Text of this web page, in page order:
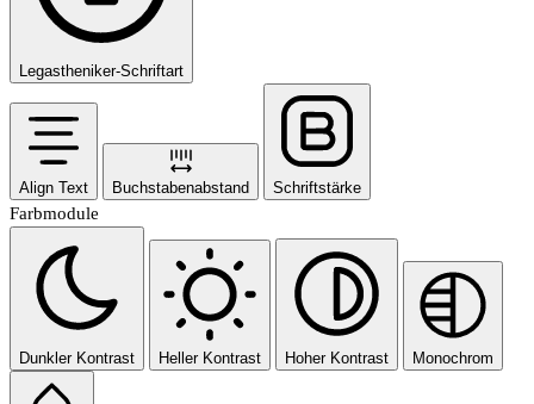
Legastheniker-Schriftart
Align Text Buchstabenabstand Schriftstärke
Farbmodule
Dunkler Kontrast Heller Kontrast Hoher Kontrast Monochrom